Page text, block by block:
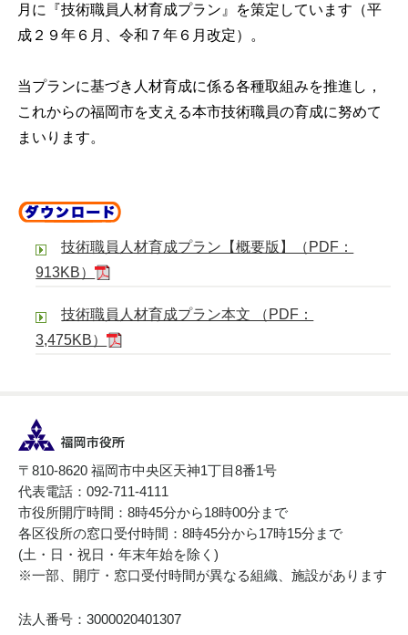
月に『技術職員人材育成プラン』を策定しています（平
成２９年６月、令和７年６月改定）。
当プランに基づき人材育成に係る各種取組みを推進し，
これからの福岡市を支える本市技術職員の育成に努めて
まいります。
技術職員人材育成プラン【概要版】（PDF：
913KB）
技術職員人材育成プラン本文 （PDF：
3,475KB）
〒810-8620 福岡市中央区天神1丁目8番1号
代表電話：092-711-4111
市役所開庁時間：8時45分から18時00分まで
各区役所の窓口受付時間：8時45分から17時15分まで
(土・日・祝日・年末年始を除く)
※一部、開庁・窓口受付時間が異なる組織、施設があります
法人番号：3000020401307